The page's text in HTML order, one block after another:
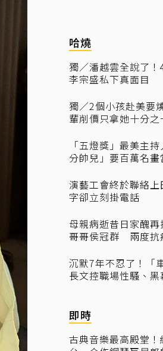
哈燒
獨／潘越雲全說了
李宗盛私下真面目
獨／2個小孩赴美要
輩削價只拿她十分
「五燈獎」最美主
分帥兒」要百萬名畫
演藝工會終於聯絡
字卻立刻掛電話
母親病逝昔日家醜
哥哥侯冠群 兩度抗
沉默7年不忍了！「
長文控職場性騷、黑
即時
古典音樂最高殿堂